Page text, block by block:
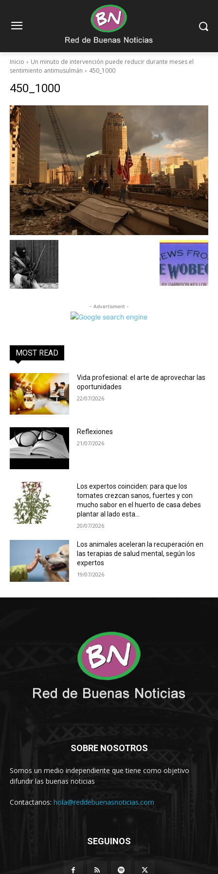
Inicio
Un minuto de intervención puede reducir durante meses el
sentimiento antimusulmán
450_1000
450_1000
- Advertisment -
MOST READ
Vida profesional: el arte de aprovechar las
oportunidades
22/07/2026
Reflexiones
21/07/2026
Los expertos coinciden: para que los
tomates crezcan sanos, fuertes y con
mucho sabor en el huerto de casa debes
plantar al lado esta...
20/07/2026
Los animales aceleran la recuperación en
las terapias de salud mental, según los
expertos
19/07/2026
SOBRE NOSOTROS
Somos un medio independiente que tiene como objetivo
difundir las buenas noticias
Contactanos: hola@reddebuenasnoticias.com
SEGUINOS